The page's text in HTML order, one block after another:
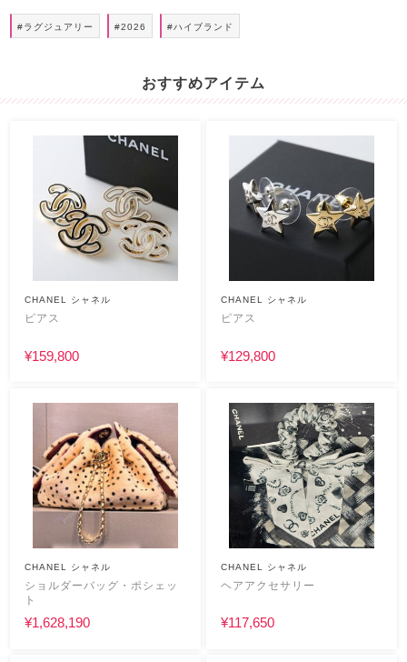
#ラグジュアリー #2026 #ハイブランド
おすすめアイテム
CHANEL シャネル
ピアス
¥159,800
CHANEL シャネル
ピアス
¥129,800
CHANEL シャネル
ショルダーバッグ・ポシェッ
ト
¥1,628,190
CHANEL シャネル
ヘアアクセサリー
¥117,650